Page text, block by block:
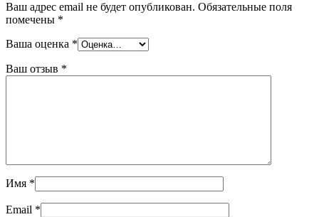
Ваш адрес email не будет опубликован. Обязательные поля
помечены *
Ваша оценка *
Ваш отзыв *
Имя *
Email *